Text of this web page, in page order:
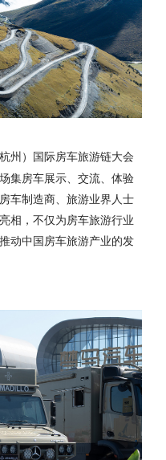
州）国际房车旅游链大会
集房车展示、交流、体验
车制造商、旅游业界人士
相，不仅为房车旅游行业
动中国房车旅游产业的发